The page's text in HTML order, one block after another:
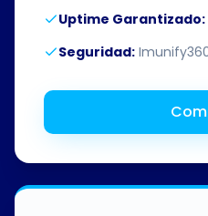
Uptime Garantizado:
Seguridad: